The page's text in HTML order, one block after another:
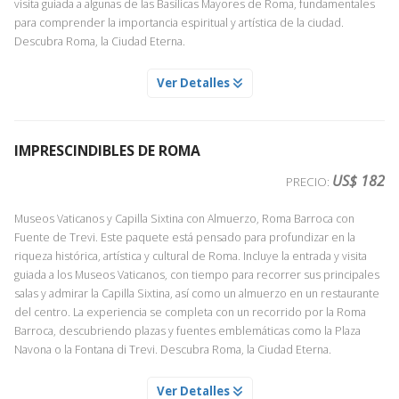
por músicos que con sus canciones tradicionales crearán la banda
sonora de su visita a Venecia.
Descubra la Venecia más auténtica en un breve paseo a pie con guía
local, desde la Plaza de San Marcos hasta el Puente de Rialto. A lo largo
del recorrido se adentrará en callejuelas, plazas y rincones menos
conocidos, lejos de las multitudes, mientras conoce la historia y la vida
cotidiana de la ciudad.
visita guiada a algunas de las Basílicas Mayores de Roma, fundamentales
para comprender la importancia espiritual y artística de la ciudad.
Descubra Roma, la Ciudad Eterna.
MUSEOS VATICANOS Y CAPILLA SIXTINA
pinturas y otras estancias en las que tendremos la oportunidad de
apreciar algunas de las más importantes obras de arte de la antigüedad
deslumbrante tras su brillante restauración.
Nota: Debido a la alta demanda y la limitada disponibilidad,
aconsejamos que adquiera esta actividad con antelación.
ROMA BARROCA UN PASEO POR LAS MAS BELLAS PLAZAS Y
Ver Detalles
IMPRESCINDIBLES DE ROMA
PRECIO: US$ 182
Museos Vaticanos y Capilla Sixtina con Almuerzo, Roma Barroca con
Fuente de Trevi. Este paquete está pensado para profundizar en la
riqueza histórica, artística y cultural de Roma. Incluye la entrada y visita
guiada a los Museos Vaticanos, con tiempo para recorrer sus principales
salas y admirar la Capilla Sixtina, así como un almuerzo en un restaurante
del centro. La experiencia se completa con un recorrido por la Roma
Barroca, descubriendo plazas y fuentes emblemáticas como la Plaza
Navona o la Fontana di Trevi. Descubra Roma, la Ciudad Eterna.
ALMUERZO EN RESTAURANTE CENTRICO DE ROMA
Ver Detalles